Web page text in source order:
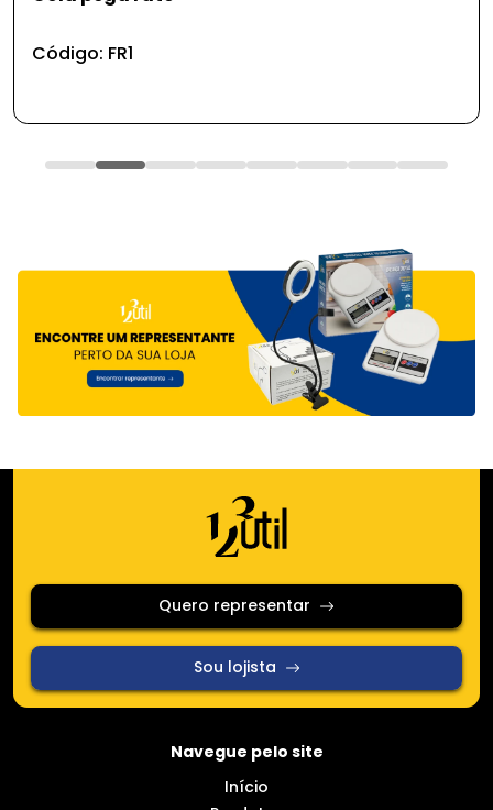
Código: BD9
Quero representar
Sou lojista
Navegue pelo site
Início